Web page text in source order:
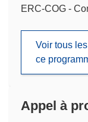
ERC-COG -
Voir tous
ce
Appel à